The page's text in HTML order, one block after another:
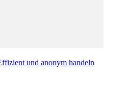
und anonym handeln